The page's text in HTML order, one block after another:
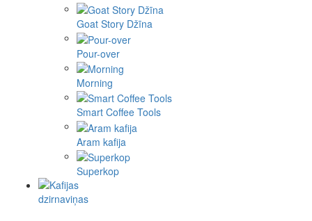
Goat Story Džīna
Pour-over
Morning
Smart Coffee Tools
Aram kafija
Superkop